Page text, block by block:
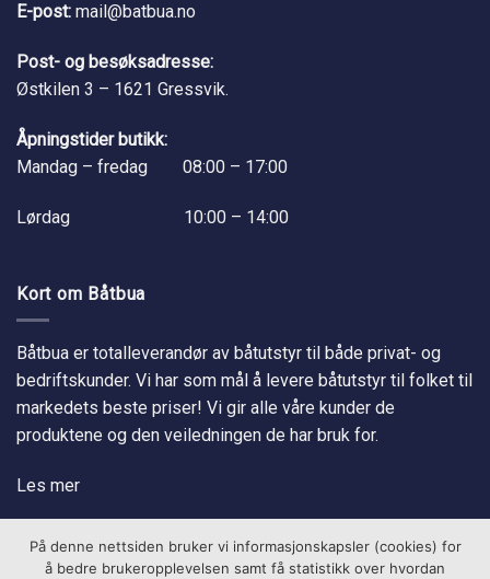
E-post: mail@batbua.no
Post- og besøksadresse:
Østkilen 3 – 1621 Gressvik.
Åpningstider butikk:
Mandag – fredag 08:00 – 17:00
Lørdag 10:00 – 14:00
Kort om Båtbua
Båtbua er totalleverandør av båtutstyr til både privat- og
bedriftskunder. Vi har som mål å levere båtutstyr til folket til
markedets beste priser! Vi gir alle våre kunder de
produktene og den veiledningen de har bruk for.
Les mer
Om oss Personvernerklæring Kjøpsbetingelser
På denne nettsiden bruker vi informasjonskapsler (cookies) for
å bedre brukeropplevelsen samt få statistikk over hvordan